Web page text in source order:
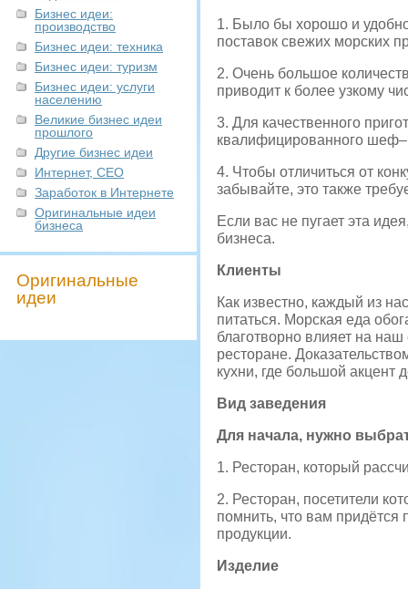
Бизнес идеи:
производство
Бизнес идеи: техника
Бизнес идеи: туризм
Бизнес идеи: услуги
населению
Великие бизнес идеи
прошлого
Другие бизнес идеи
Интернет, СЕО
Заработок в Интернете
Оригинальные идеи
бизнеса
Оригинальные
идеи
1. Было бы хорошо и
поставок свежих морских
2. Очень большое
приводит к более узкому
3. Для качественного
квалифицированного
4. Чтобы отличиться от
забывайте, это также
Если вас не пугает эта
бизнеса.
Клиенты
Как известно, каждый из
питаться. Морская еда
благотворно влияет на
ресторане.
кухни, где большой акцент
Вид заведения
Для начала, нужно
1. Ресторан, который
2. Ресторан, посетители
помнить, что вам придётся
продукции.
Изделие